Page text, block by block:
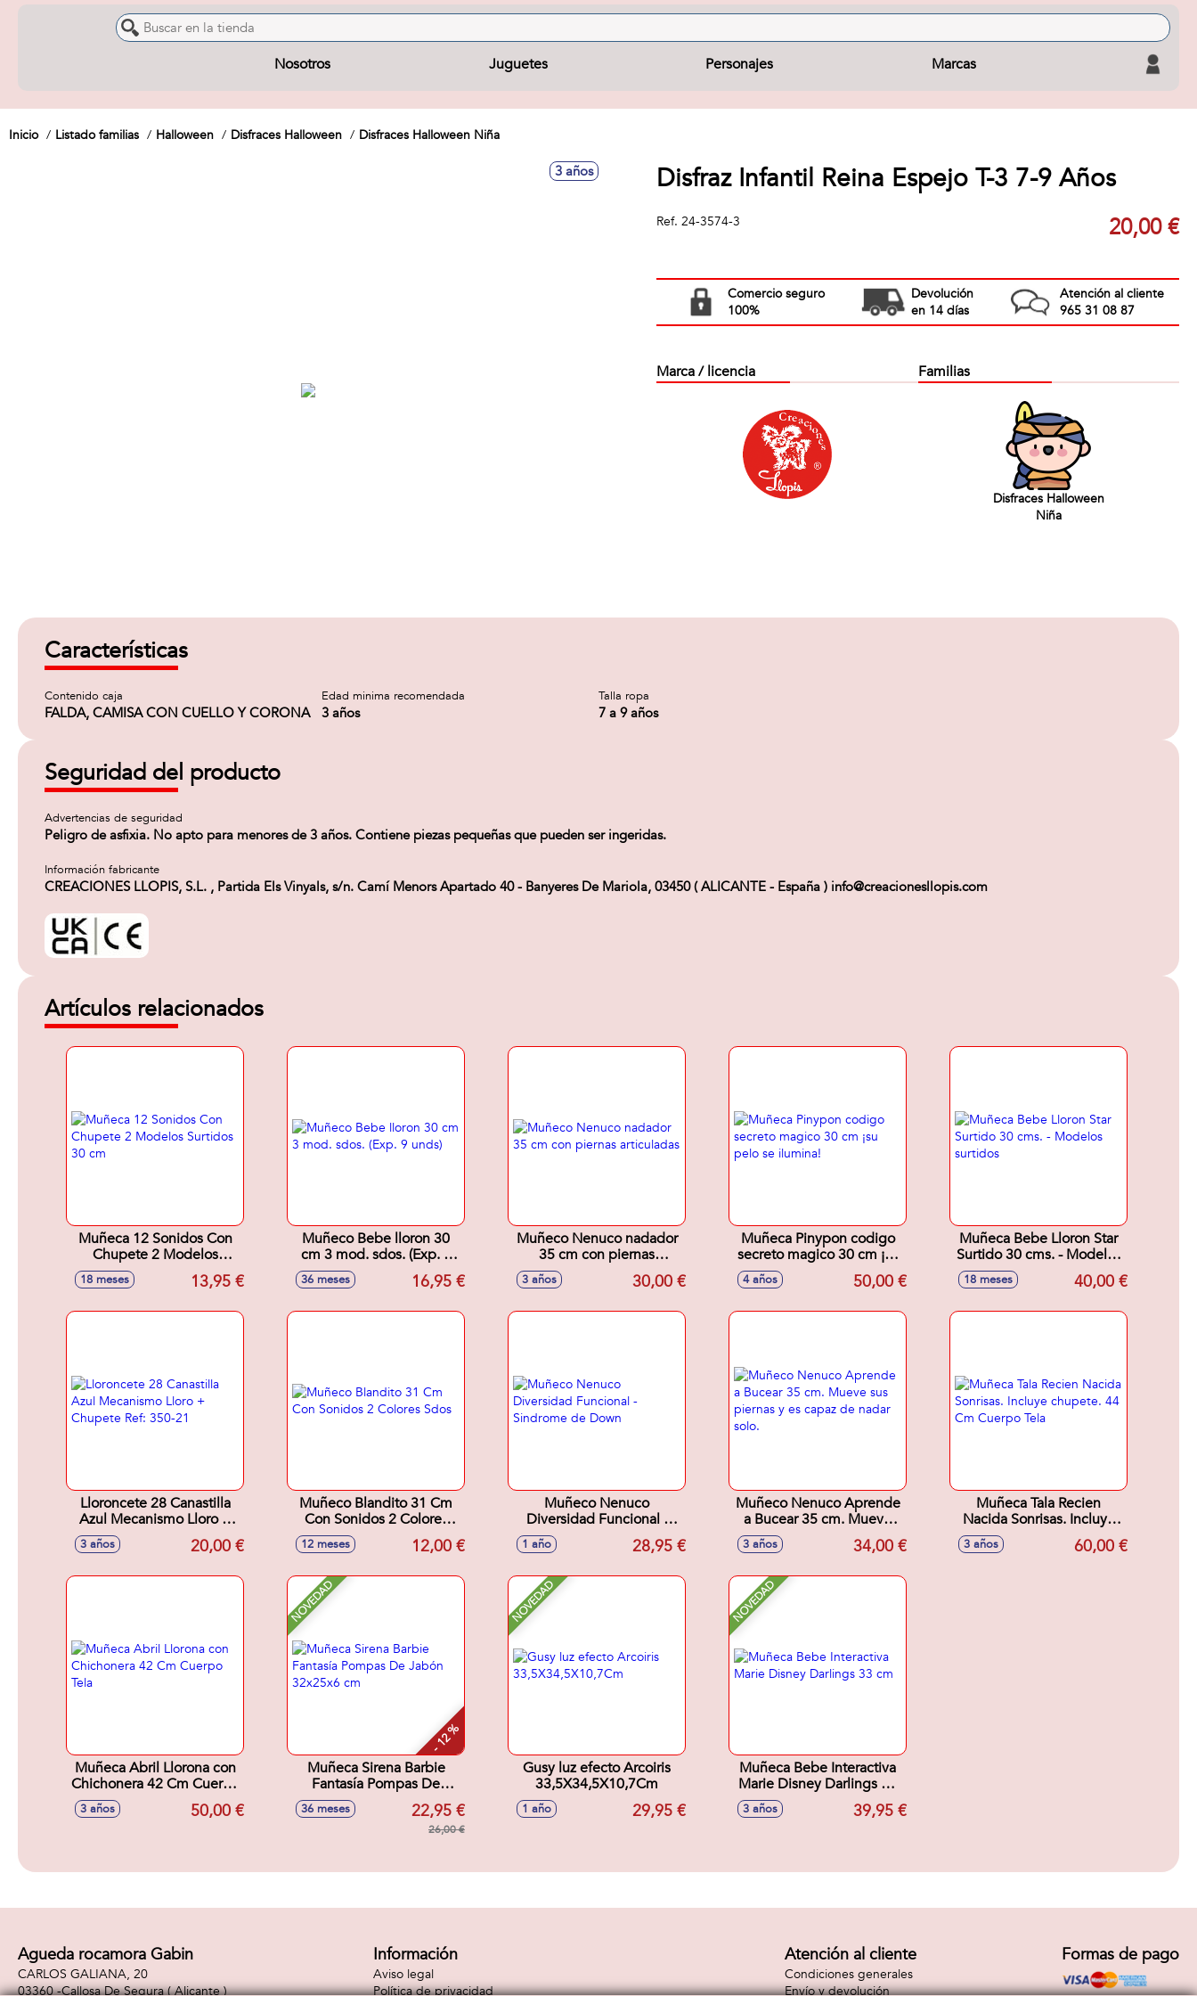
Nosotros Juguetes Personajes Marcas
Inicio Listado familias Halloween Disfraces Halloween Disfraces Halloween Niña
3 años Disfraz Infantil Reina Espejo T-3 7-9 Años
Ref. 24-3574-3 20,00 €
Comercio seguro
100%
Devolución
en 14 días
Atención al cliente
965 31 08 87
Marca / licencia Familias
Disfraces Halloween
Niña
Características
Contenido caja
FALDA, CAMISA CON CUELLO Y CORONA
Edad minima recomendada
3 años
Talla ropa
7 a 9 años
Seguridad del producto
Advertencias de seguridad
Peligro de asfixia. No apto para menores de 3 años. Contiene piezas pequeñas que pueden ser ingeridas.
Información fabricante
CREACIONES LLOPIS, S.L. , Partida Els Vinyals, s/n. Camí Menors Apartado 40 - Banyeres De Mariola, 03450 ( ALICANTE - España ) info@creacionesllopis.com
Artículos relacionados
Muñeca 12 Sonidos Con
Chupete 2 Modelos
Surtidos 30 cm
18 meses 13,95 €
Muñeco Bebe lloron 30
cm 3 mod. sdos. (Exp. 9
36 meses 16,95 €
Muñeco Nenuco nadador
35 cm con piernas
3 años 30,00 €
Muñeca Pinypon codigo
secreto magico 30 cm ¡su
pelo se ilumina!
4 años 50,00 €
Muñeca Bebe Lloron Star
Surtido 30 cms. - Modelos
surtidos
18 meses 40,00 €
Lloroncete 28 Canastilla
Azul Mecanismo Lloro +
Chupete Ref: 350-21
3 años 20,00 €
Muñeco Blandito 31 Cm
Con Sonidos 2 Colores
12 meses 12,00 €
Muñeco Nenuco
Diversidad Funcional -
Sindrome de Down
1 año 28,95 €
Muñeco Nenuco Aprende
a Bucear 35 cm. Mueve
sus piernas y es capaz de
3 años 34,00 €
Muñeca Tala Recien
Nacida Sonrisas. Incluye
chupete. 44 Cm Cuerpo
3 años 60,00 €
Muñeca Abril Llorona con
Chichonera 42 Cm Cuerpo
3 años 50,00 €
NOVEDAD
- 12 %
Muñeca Sirena Barbie
Fantasía Pompas De
Jabón 32x25x6 cm
36 meses 22,95 €
26,00 €
NOVEDAD
Gusy luz efecto Arcoiris
33,5X34,5X10,7Cm
1 año 29,95 €
NOVEDAD
Muñeca Bebe Interactiva
Marie Disney Darlings 33
3 años 39,95 €
Agueda rocamora Gabin
CARLOS GALIANA, 20
03360 -Callosa De Segura( Alicante )
Información
Aviso legal
Política de privacidad
Atención al cliente
Condiciones generales
Envío y devolución
Formas de pago